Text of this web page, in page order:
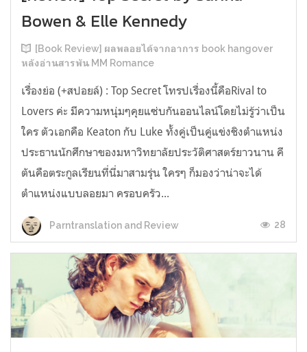
Bowen & Elle Kennedy
[Book Review] ผลพลอยได้จากอาการ book hangover
หลังอ่านสารพัน MM Romance
เรื่องย่อ (+สปอยล์) : Top Secret โทรปเรื่องนี้คือRival to
Lovers ค่ะ มีความหนุ่มๆคุยแซ่บกันออนไลน์โดยไม่รู้ว่าเป็น
ใคร ตัวเอกคือ Keaton กับ Luke ทั้งคู่เป็นคู่แข่งชิงตำแหน่ง
ประธานนักศึกษาของมหาวิทยาลัยประวัติศาสตร์ยาวนาน คี
ตันคือตระกูลเรียนที่นี่มาสามรุ่น ใครๆ ก็มองว่าน่าจะได้
ตำแหน่งแบบลอยมา ครอบครัว...
Parntranslation and Review 28